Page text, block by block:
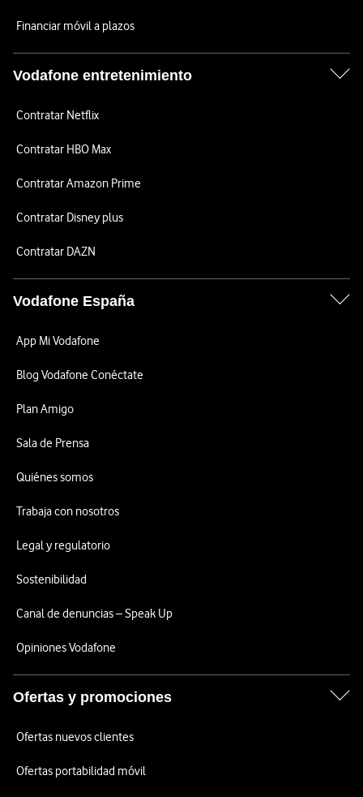
Financiar móvil a plazos
Vodafone entretenimiento
Contratar Netflix
Contratar HBO Max
Contratar Amazon Prime
Contratar Disney plus
Contratar DAZN
Vodafone España
App Mi Vodafone
Blog Vodafone Conéctate
Plan Amigo
Sala de Prensa
Quiénes somos
Trabaja con nosotros
Legal y regulatorio
Sostenibilidad
Canal de denuncias – Speak Up
Opiniones Vodafone
Ofertas y promociones
Ofertas nuevos clientes
Ofertas portabilidad móvil